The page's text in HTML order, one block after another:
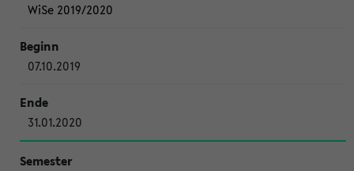
WiSe 2019/2020
07.10.2019
31.01.2020